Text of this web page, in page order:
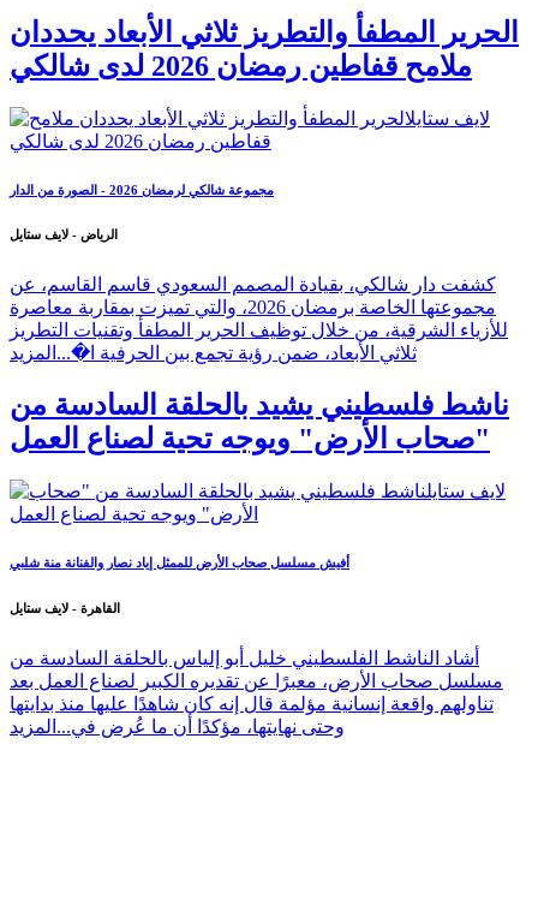
الحرير المطفأ والتطريز ثلاثي الأبعاد يحددان
ملامح قفاطين رمضان 2026 لدى شالكي
مجموعة شالكي لرمضان 2026 - الصورة من الدار
الرياض - لايف ستايل
كشفت دار شالكي، بقيادة المصمم السعودي قاسم القاسم، عن
مجموعتها الخاصة برمضان 2026، والتي تميزت بمقاربة معاصرة
للأزياء الشرقية، من خلال توظيف الحرير المطفأ وتقنيات التطريز
ثلاثي الأبعاد، ضمن رؤية تجمع بين الحرفية ا�... المزيد
ناشط فلسطيني يشيد بالحلقة السادسة من
"صحاب الأرض" ويوجه تحية لصناع العمل
أفيش مسلسل صحاب الأرض للممثل إياد نصار والفنانة منة شلبي
القاهرة - لايف ستايل
أشاد الناشط الفلسطيني خليل أبو إلياس بالحلقة السادسة من
مسلسل صحاب الأرض، معبرًا عن تقديره الكبير لصناع العمل بعد
تناولهم واقعة إنسانية مؤلمة قال إنه كان شاهدًا عليها منذ بدايتها
وحتى نهايتها، مؤكدًا أن ما عُرض في... المزيد